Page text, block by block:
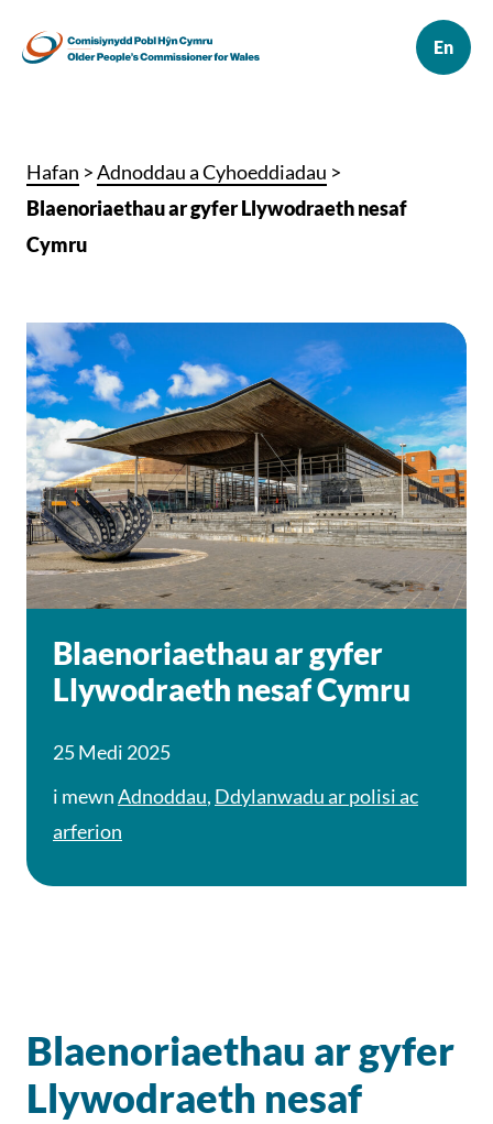
Hafan >Adnoddau a Cyhoeddiadau >
Blaenoriaethau ar gyfer Llywodraeth nesaf
Cymru
Blaenoriaethau ar gyfer
Llywodraeth nesaf Cymru
25 Medi 2025
i mewnAdnoddau, Ddylanwadu ar polisi ac
arferion
Blaenoriaethau ar gyfer
Llywodraeth nesaf